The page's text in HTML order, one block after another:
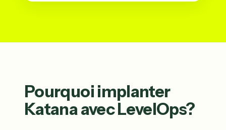
Pourquoi implanter
Katana avec LevelOps?